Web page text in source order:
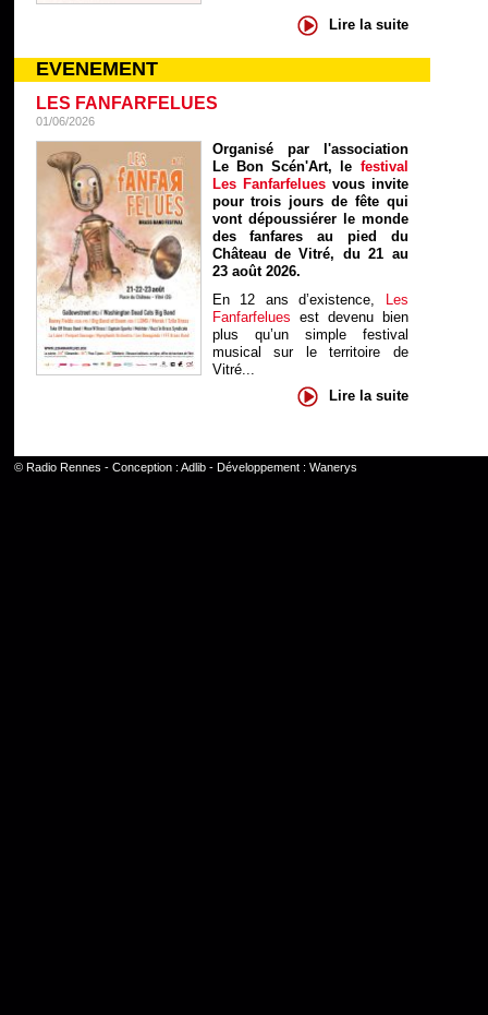
Lire la suite
EVENEMENT
LES FANFARFELUES
01/06/2026
Organisé par l'association
Le Bon Scén'Art, le festival
Les Fanfarfelues vous invite
pour trois jours de fête qui
vont dépoussiérer le monde
des fanfares au pied du
Château de Vitré, du 21 au
23 août 2026.
En 12 ans d’existence, Les
Fanfarfelues est devenu bien
plus qu’un simple festival
musical sur le territoire de
Vitré...
Lire la suite
© Radio Rennes - Conception : Adlib- Développement : Wanerys